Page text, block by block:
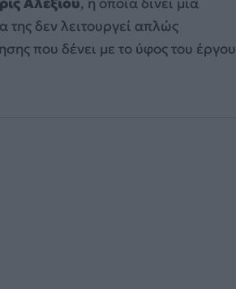
της δεν λειτουργεί απλώς
που δένει με το ύφος του έργου